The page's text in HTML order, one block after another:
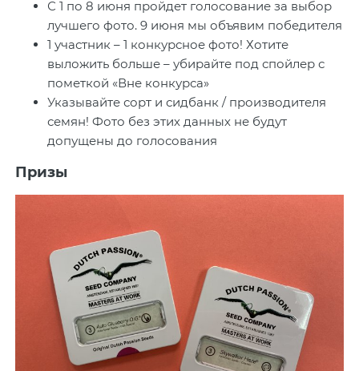
С 1 по 8 июня пройдет голосование за выбор
лучшего фото. 9 июня мы объявим победителя
1 участник – 1 конкурсное фото! Хотите
выложить больше – убирайте под спойлер с
пометкой «Вне конкурса»
Указывайте сорт и сидбанк / производителя
семян! Фото без этих данных не будут
допущены до голосования
Призы